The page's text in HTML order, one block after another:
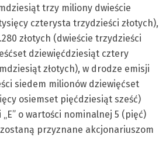
trzy miliony dwieście
czterysta trzydzieści złotych),
złotych (dwieście trzydzieści
dziewięćdziesiąt cztery
złotych), w drodze emisji
siedem milionów dziewięćset
osiemset pięćdziesiąt sześć)
o wartości nominalnej 5 (pięć)
przyznane akcjonariuszom